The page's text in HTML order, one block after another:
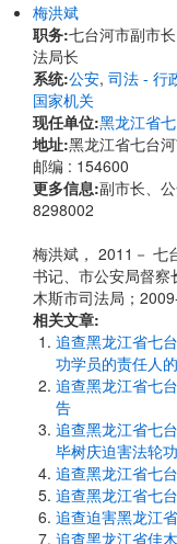
梅洪斌
职务:七台河市副市
法局长
系统:公安, 司法 - 行
国家机关
现任单位:黑龙江省
地址:黑龙江省七台
邮编 : 154600
更多信息:副市长、
8298002
梅洪斌， 2011－ 七
书记、市公安局督
木斯市司法局；
相关文章:
追查黑龙江省七
功学员的责任人
追查黑龙江省七
告
追查黑龙江省七
毕树庆迫害法轮
追查黑龙江省七
追查黑龙江省七
追查迫害黑龙江
追查黑龙江省佳